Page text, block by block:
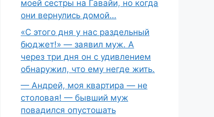
моей сестры на Гавайи, но когда
они вернулись домой…
«С этого дня у нас раздельный
бюджет!» — заявил муж. А
через три дня он с удивлением
обнаружил, что ему негде жить.
— Андрей, моя квартира — не
столовая! — бывший муж
повадился опустошать